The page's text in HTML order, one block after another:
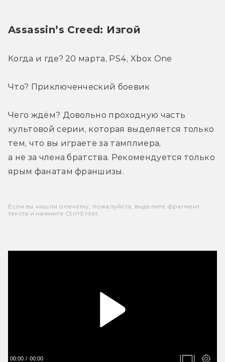
Assassin’s Creed: Изгой
Когда и где? 20 марта, PS4, Xbox One
Что? Приключенческий боевик
Чего ждём? Довольно проходную часть
культовой серии, которая выделяется только
тем, что вы играете за тамплиера,
а не за члена братства. Рекомендуется только
ярым фанатам франшизы.
Если вы нашли опечатку, пожалуйста, выделите фрагмент
текста и нажмите Ctrl+Enter.
00:00 00:00